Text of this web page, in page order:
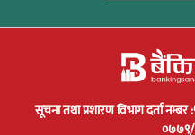
सूचना तथा प्रशारण विभाग दर्ता